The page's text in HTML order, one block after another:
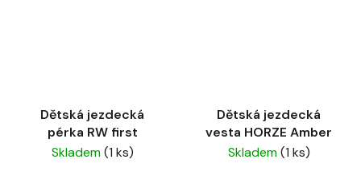
Dětská jezdecká
pérka RW first
Skladem(1 ks)
Dětská jezdecká
vesta HORZE Amber
Skladem(1 ks)